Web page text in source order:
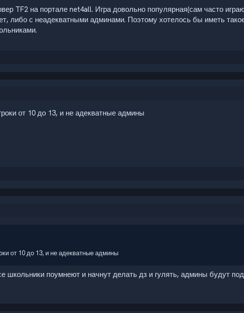
TF2 на портале net4all. Игра довольно популярная(сам часто
либо с неадекватными админами. Поэтому хотелось бы иметь
от 10 до 13, и не адекватные админы
от 10 до 13, и не адекватные админы
школьники поумнеют и начнут делать дз и гулять, админы будут